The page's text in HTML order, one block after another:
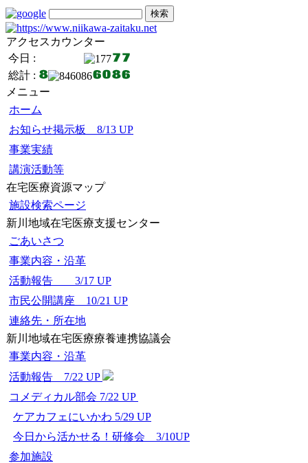
アクセスカウンター
今日 :
総計 :
メニュー
ホーム
お知らせ掲示板 8/13 UP
事業実績
講演活動等
在宅医療資源マップ
施設検索ページ
新川地域在宅医療支援センター
ごあいさつ
事業内容・沿革
活動報告 3/17 UP
市民公開講座 10/21 UP
連絡先・所在地
新川地域在宅医療療養連携協議会
事業内容・沿革
活動報告 7/22 UP
コメディカル部会 7/22 UP
ケアカフェにいかわ 5/29 UP
今日から活かせる！研修会 3/10UP
参加施設